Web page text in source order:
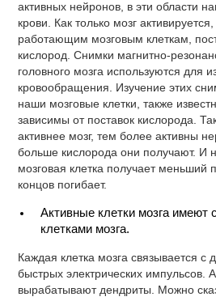
активных нейронов, в эти области
крови. Как только мозг
работающим мозговым клеткам,
кислород. Снимки магнитно-
головного мозга используются для
кровообращения. Изучение этих
наши мозговые клетки, также
зависимы от поставок кислорода.
активнее мозг, тем более активны
больше кислорода они получают. И
мозговая клетка получает меньший
концов погибает.
Активные клетки мозга имеют
клетками мозга.
Каждая клетка мозга связывается
быстрых электрических импульсов.
вырабатывают дендриты. Можно